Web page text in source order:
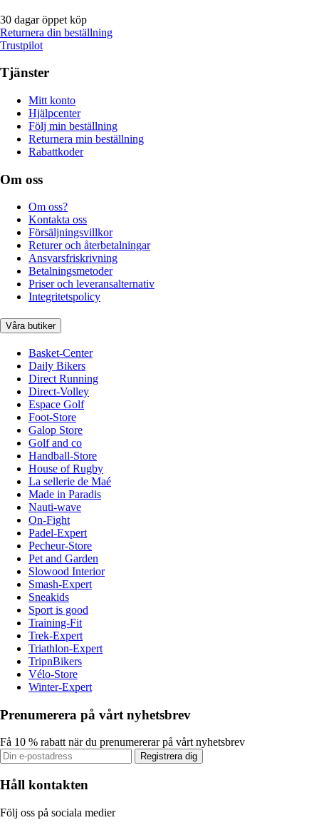
30 dagar öppet köp
Returnera din beställning
Trustpilot
Tjänster
Mitt konto
Hjälpcenter
Följ min beställning
Returnera min beställning
Rabattkoder
Om oss
Om oss?
Kontakta oss
Försäljningsvillkor
Returer och återbetalningar
Ansvarsfriskrivning
Betalningsmetoder
Priser och leveransalternativ
Integritetspolicy
Våra butiker
Basket-Center
Daily Bikers
Direct Running
Direct-Volley
Espace Golf
Foot-Store
Galop Store
Golf and co
Handball-Store
House of Rugby
La sellerie de Maé
Made in Paradis
Nauti-wave
On-Fight
Padel-Expert
Pecheur-Store
Pet and Garden
Slowood Interior
Smash-Expert
Sneakids
Sport is good
Training-Fit
Trek-Expert
Triathlon-Expert
TripnBikers
Vélo-Store
Winter-Expert
Prenumerera på vårt nyhetsbrev
Få 10 % rabatt när du prenumererar på vårt nyhetsbrev
Registrera dig
Håll kontakten
Följ oss på sociala medier